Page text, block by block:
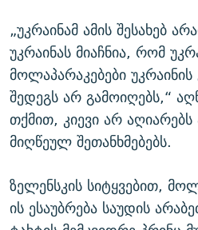
„უკრაინამ ამის შესახებ
უკრაინას მიაჩნია, რომ
მოლაპარაკებები
შედეგს არ გამოიღებს,“
თქმით, კიევი არ აღიარებს
მიღწეულ შეთანხმებებს.
ზელენსკის სიტყვებით,
ის ესაუბრება საუდის